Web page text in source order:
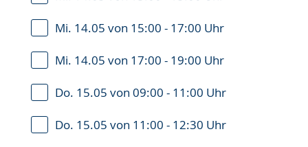
Mi. 14.05 von 15:00 - 17:00 Uhr
Mi. 14.05 von 17:00 - 19:00 Uhr
Do. 15.05 von 09:00 - 11:00 Uhr
Do. 15.05 von 11:00 - 12:30 Uhr